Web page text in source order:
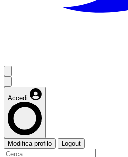
Accedi
Modifica profilo Logout